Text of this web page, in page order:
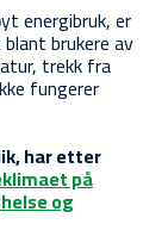
energibruk, er
brukere av
trekk fra
fungerer
har etter
på
og